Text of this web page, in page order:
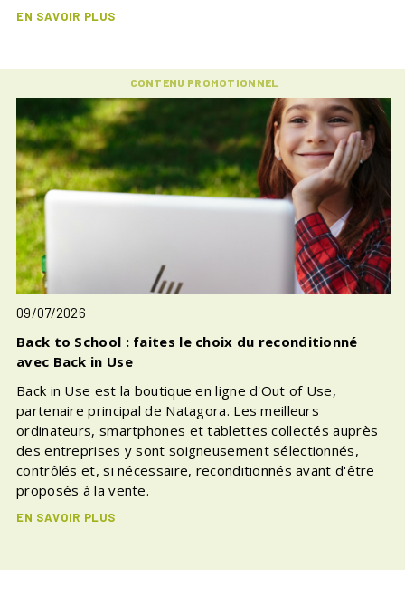
EN SAVOIR PLUS
CONTENU PROMOTIONNEL
09/07/2026
Back to School : faites le choix du reconditionné
avec Back in Use
Back in Use est la boutique en ligne d'Out of Use,
partenaire principal de Natagora. Les meilleurs
ordinateurs, smartphones et tablettes collectés auprès
des entreprises y sont soigneusement sélectionnés,
contrôlés et, si nécessaire, reconditionnés avant d'être
proposés à la vente.
EN SAVOIR PLUS